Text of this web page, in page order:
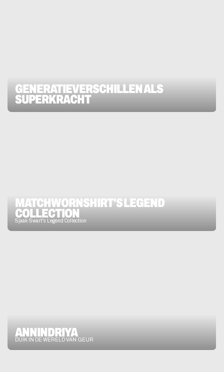
GENERATIEVERSCHILLEN ALS
SUPERKRACHT
MATCHWORNSHIRT'S LEGEND
COLLECTION
Sjaak Swart's Legend Collection
ANNINDRIYA
DUIK IN DE WERELD VAN GEUR